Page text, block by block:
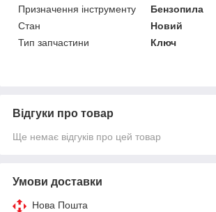
Призначення інструменту
Бензопила
Стан
Новий
Тип запчастини
Ключ
Відгуки про товар
Ще немає відгуків про цей товар
Умови доставки
Нова Пошта